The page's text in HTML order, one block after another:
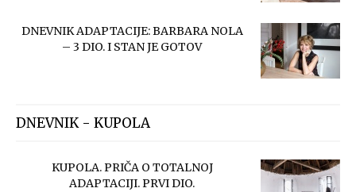
DNEVNIK ADAPTACIJE: BARBARA NOLA
– 3 DIO. I STAN JE GOTOV
DNEVNIK - KUPOLA
KUPOLA. PRIČA O TOTALNOJ
ADAPTACIJI. PRVI DIO.